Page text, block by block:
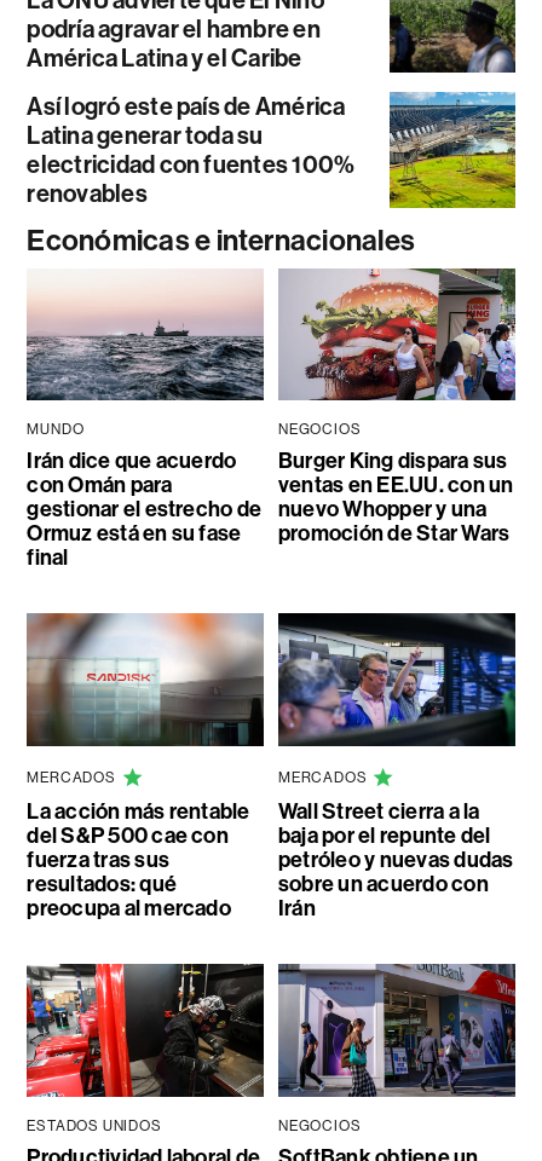
podría agravar el hambre en
América Latina y el Caribe
Así logró este país de América
Latina generar toda su
electricidad con fuentes 100%
renovables
Económicas e internacionales
MUNDO
Irán dice que acuerdo
con Omán para
gestionar el estrecho de
Ormuz está en su fase
final
NEGOCIOS
Burger King dispara sus
ventas en EE.UU. con un
nuevo Whopper y una
promoción de Star Wars
MERCADOS
La acción más rentable
del S&P 500 cae con
fuerza tras sus
resultados: qué
preocupa al mercado
MERCADOS
Wall Street cierra a la
baja por el repunte del
petróleo y nuevas dudas
sobre un acuerdo con
Irán
ESTADOS UNIDOS NEGOCIOS